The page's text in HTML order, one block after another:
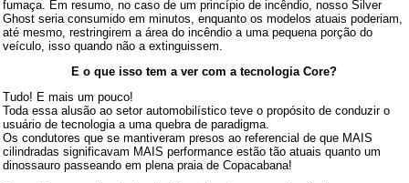
fumaça. Em resumo, no caso de um princípio de incêndio, nosso Silver
Ghost seria consumido em minutos, enquanto os modelos atuais poderiam,
até mesmo, restringirem a área do incêndio a uma pequena porção do
veículo, isso quando não a extinguissem.
E o que isso tem a ver com a tecnologia Core?
Tudo! E mais um pouco!
Toda essa alusão ao setor automobilístico teve o propósito de conduzir o
usuário de tecnologia a uma quebra de paradigma.
Os condutores que se mantiveram presos ao referencial de que MAIS
cilindradas significavam MAIS performance estão tão atuais quanto um
dinossauro passeando em plena praia de Copacabana!